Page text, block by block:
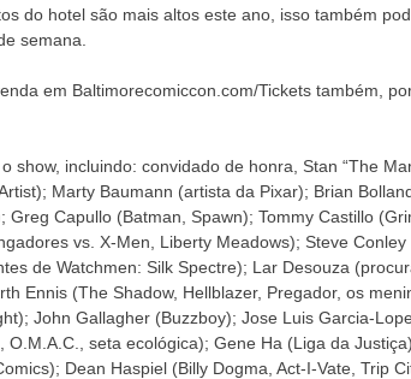
do hotel são mais altos este ano, isso também
semana.
em Baltimorecomiccon.com/Tickets também,
show, incluindo: convidado de honra, Stan “The
Marty Baumann (artista da Pixar); Brian
Capullo (Batman, Spawn); Tommy Castillo
vs. X-Men, Liberty Meadows); Steve
de Watchmen: Silk Spectre); Lar Desouza
Ennis (The Shadow, Hellblazer, Pregador, os
John Gallagher (Buzzboy); Jose Luis Garcia-
seta ecológica); Gene Ha (Liga da
Dean Haspiel (Billy Dogma, Act-I-Vate, Trip